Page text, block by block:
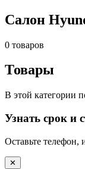
Салон
0 товаров
Товары
В этой категории
Узнать срок и
Оставьте телефон,
✕